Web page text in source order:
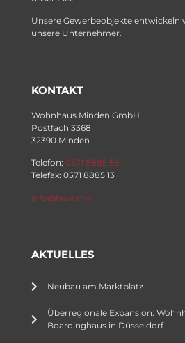
Unsere Gewerbeobjekte entwickeln
unsere Unternehmer.
KONTAKT
Wohnhaus Minden GmbH
Postfach 3368
32390 Minden
Telefon: 0571 8885 58
Telefax: 0571 8885 13
info@huw.nrw
AKTUELLES
Neubau am Marktplatz
Überregionale Expansion:
Boardinghaus in Düsseldorf